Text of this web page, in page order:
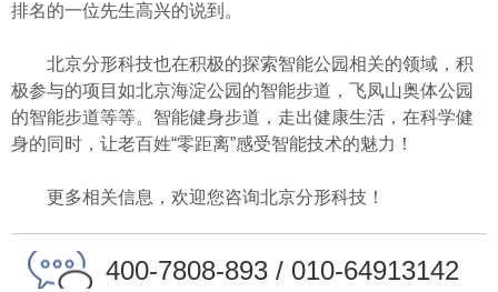
排名的一位先生高兴的说到。
北京分形科技也在积极的探索智能公园相关的领域，积
极参与的项目如北京海淀公园 的智能步道，飞凤山奥体公园
的智能步道等等。智能健身步道，走出健康生活，在科学健
身的同时，让老百姓“零距离”感受智能技术的魅力！
更多相关信息，欢迎您咨询北京分形科技 ！
400-7808-893 / 010-64913142